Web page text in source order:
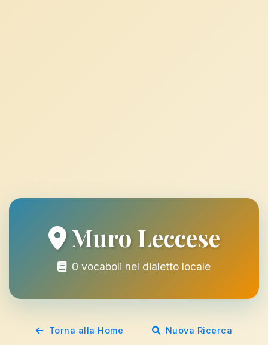
Muro Leccese
0 vocaboli nel dialetto locale
Torna alla Home Nuova Ricerca